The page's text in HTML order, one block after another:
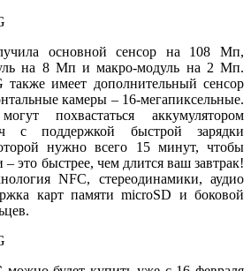
основной сенсор на 108 Мп,
на 8 Мп и макро-модуль на 2 Мп.
имеет дополнительный сенсор
камеры – 16-мегапиксельные.
похвастаться аккумулятором
с поддержкой быстрой зарядки
нужно всего 15 минут, чтобы
– это быстрее, чем длится ваш завтрак!
NFC, стереодинамики, аудио
карт памяти microSD и боковой